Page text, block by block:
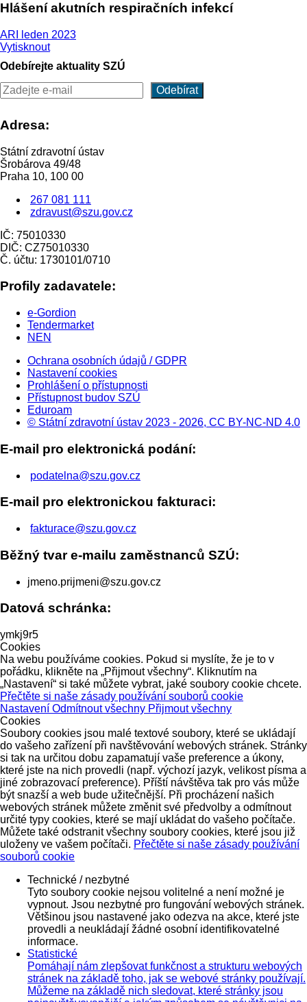
Hlášení akutních respiračních infekcí
ARI leden 2023
Vytisknout
Odebírejte aktuality SZÚ
Adresa:
Státní zdravotní ústav
Šrobárova 49/48
Praha 10, 100 00
267 081 111
zdravust@szu.gov.cz
IČ: 75010330
DIČ: CZ75010330
Č. účtu: 1730101/0710
Profily zadavatele:
e-Gordion
Tendermarket
NEN
Ochrana osobních údajů / GDPR
Nastavení cookies
Prohlášení o přístupnosti
Přístupnost budov SZÚ
Eduroam
© Státní zdravotní ústav 2023 - 2026, CC BY-NC-ND 4.0
E-mail pro elektronická podání:
podatelna@szu.gov.cz
E-mail pro elektronickou fakturaci:
fakturace@szu.gov.cz
Běžný tvar e-mailu zaměstnanců SZÚ:
jmeno.prijmeni@szu.gov.cz
Datová schránka:
ymkj9r5
Cookies
Na webu používáme cookies. Pokud si myslíte, že je to v
pořádku, klikněte na „Přijmout všechny“. Kliknutím na
„Nastavení“ si také můžete vybrat, jaké soubory cookie chcete.
Přečtěte si naše zásady používání souborů cookie
Nastavení Odmítnout všechny Přijmout všechny
Cookies
Soubory cookies jsou malé textové soubory, které se ukládají
do vašeho zařízení při navštěvování webových stránek. Stránky
si tak na určitou dobu zapamatují vaše preference a úkony,
které jste na nich provedli (např. výchozí jazyk, velikost písma a
jiné zobrazovací preference). Příští návštěva tak pro vás může
být snazší a web bude užitečnější. Při procházení našich
webových stránek můžete změnit své předvolby a odmítnout
určité typy cookies, které se mají ukládat do vašeho počítače.
Můžete také odstranit všechny soubory cookies, které jsou již
uloženy ve vašem počítači. Přečtěte si naše zásady používání
souborů cookie
Technické / nezbytné
Tyto soubory cookie nejsou volitelné a není možné je
vypnout. Jsou nezbytné pro fungování webových stránek.
Většinou jsou nastavené jako odezva na akce, které jste
provedli a neukládají žádné osobní identifikovatelné
informace.
Statistické
Pomáhají nám zlepšovat funkčnost a strukturu webových
stránek na základě toho, jak se webové stránky používají.
Můžeme na základě nich sledovat, které stránky jsou